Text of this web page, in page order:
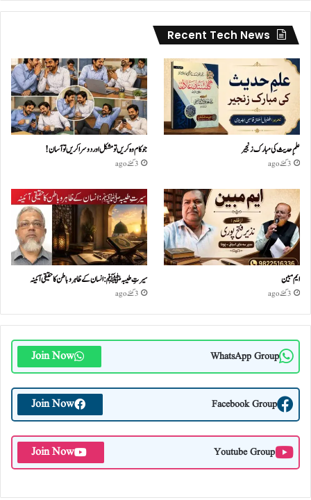
Recent Tech News
علمِ حدیث کی مبارک زنجیر
3 گھنٹے ago
جو کام وہ کریں تو مشکل اور دوسرا کریں تو آسان !
3 گھنٹے ago
ایم مبین
3 گھنٹے ago
سیرتِ طیبہﷺ: انسان کے ظاہر و باطن کا حقیقی آئینہ
3 گھنٹے ago
WhatsApp Group
Join Now
Facebook Group
Join Now
Youtube Group
Join Now